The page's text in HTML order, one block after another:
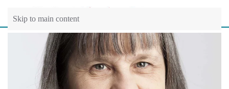
Skip to main content